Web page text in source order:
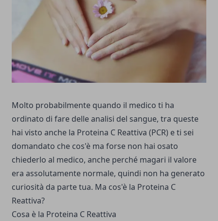
Molto probabilmente quando il medico ti ha
ordinato di fare delle analisi del sangue, tra queste
hai visto anche la Proteina C Reattiva (PCR) e ti sei
domandato che cos'è ma forse non hai osato
chiederlo al medico, anche perché magari il valore
era assolutamente normale, quindi non ha generato
curiosità da parte tua. Ma cos'è la Proteina C
Reattiva?
Cosa è la Proteina C Reattiva